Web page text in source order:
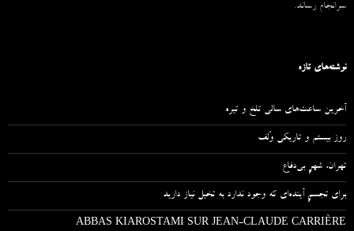
سرانجام رساند.
نوشته‌های تازه
آخرین ساعت‌های سالی تلخ و تیره
روز بیستم و تاریکی وُلف
تهران، شهرِ بی‌دفاع
برای تجسمِ آینده‌ای که وجود ندارد به تخیل نیاز دارید
ABBAS KIAROSTAMI SUR JEAN-CLAUDE CARRIÈRE